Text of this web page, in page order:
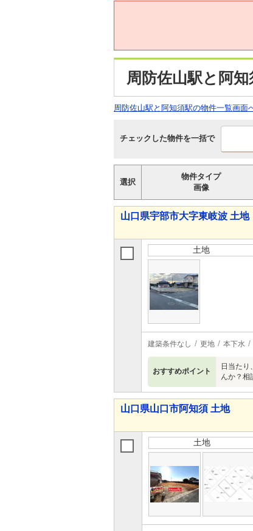
周防佐山駅と阿
周防佐山駅と阿知須駅の物件一覧画面
チェックした物件を一括で
選択
物件タイプ
画像
山口県宇部市大字東岐波 土地
土地
建築条件なし 更地 本下水
おすすめポイント
日当たり
んか？相
山口県山口市阿知須 土地
土地